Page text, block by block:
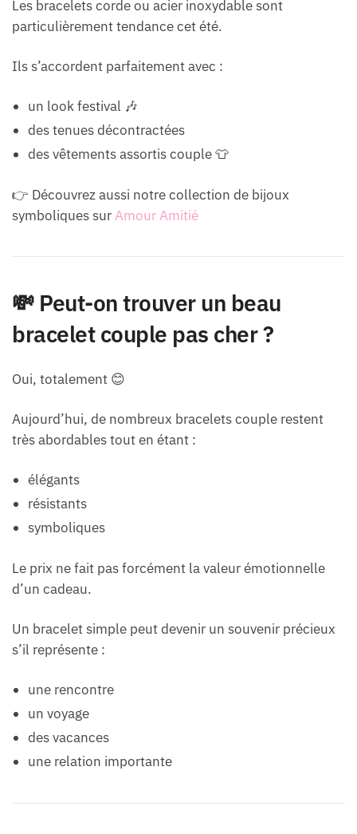
Les bracelets corde ou acier inoxydable sont
particulièrement tendance cet été.
Ils s’accordent parfaitement avec :
un look festival 🎶
des tenues décontractées
des vêtements assortis couple 👕
👉 Découvrez aussi notre collection de bijoux
symboliques surAmour Amitié
💸 Peut-on trouver un beau
bracelet couple pas cher ?
Oui, totalement 😊
Aujourd’hui, de nombreux bracelets couple restent
très abordables tout en étant :
élégants
résistants
symboliques
Le prix ne fait pas forcément la valeur émotionnelle
d’un cadeau.
Un bracelet simple peut devenir un souvenir précieux
s’il représente :
une rencontre
un voyage
des vacances
une relation importante